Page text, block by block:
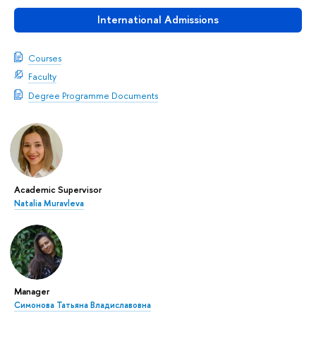
International Admissions
Courses
Faculty
Degree Programme Documents
Academic Supervisor
Natalia Muravleva
Manager
Симонова Татьяна Владиславовна